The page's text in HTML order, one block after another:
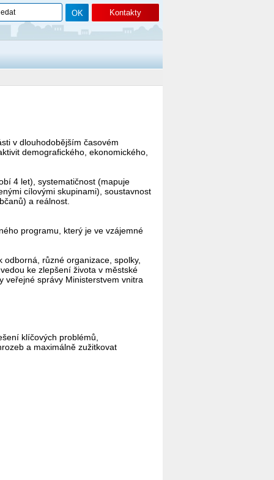
Kontakty
v dlouhodobějším časovém
demografického, ekonomického,
4 let), systematičnost (mapuje
cílovými skupinami), soustavnost
a reálnost.
programu, který je ve vzájemné
různé organizace, spolky,
ke zlepšení života v městské
veřejné správy Ministerstvem vnitra
klíčových problémů,
a maximálně zužitkovat